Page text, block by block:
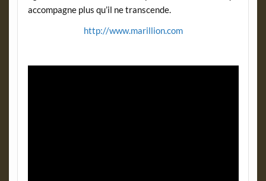
accompagne plus qu’il ne transcende.
http://www.marillion.com